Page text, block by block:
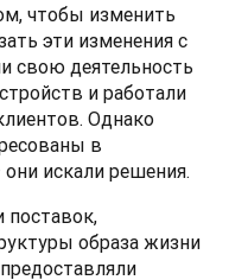
чтобы изменить
эти изменения с
свою деятельность
и работали
Однако
в
искали решения.
поставок,
образа жизни